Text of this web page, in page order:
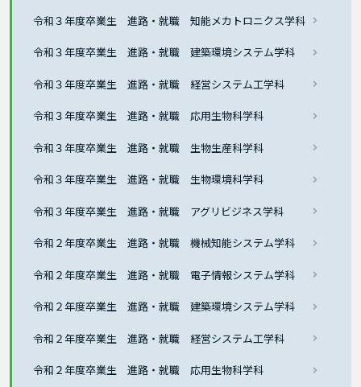
令和３年度卒業生 進路・就職 知能メカトロニクス学科
令和３年度卒業生 進路・就職 建築環境システム学科
令和３年度卒業生 進路・就職 経営システム工学科
令和３年度卒業生 進路・就職 応用生物科学科
令和３年度卒業生 進路・就職 生物生産科学科
令和３年度卒業生 進路・就職 生物環境科学科
令和３年度卒業生 進路・就職 アグリビジネス学科
令和２年度卒業生 進路・就職 機械知能システム学科
令和２年度卒業生 進路・就職 電子情報システム学科
令和２年度卒業生 進路・就職 建築環境システム学科
令和２年度卒業生 進路・就職 経営システム工学科
令和２年度卒業生 進路・就職 応用生物科学科